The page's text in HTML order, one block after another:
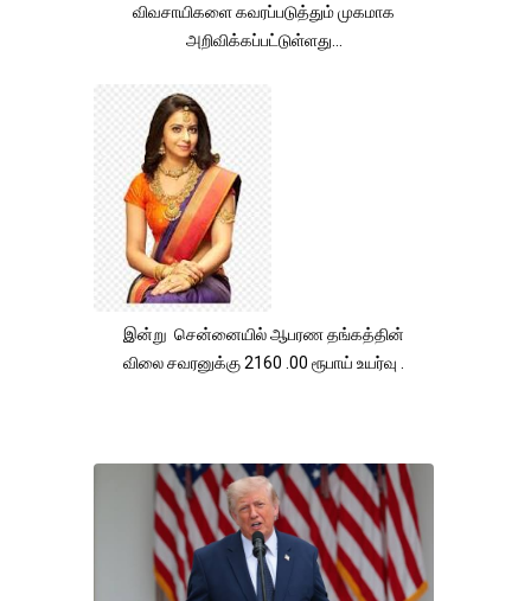
விவசாயிகளை கவரப்படுத்தும் முகமாக
அறிவிக்கப்பட்டுள்ளது...
இன்று சென்னையில் ஆபரண தங்கத்தின்
விலை சவரனுக்கு 2160 .00 ரூபாய் உயர்வு .